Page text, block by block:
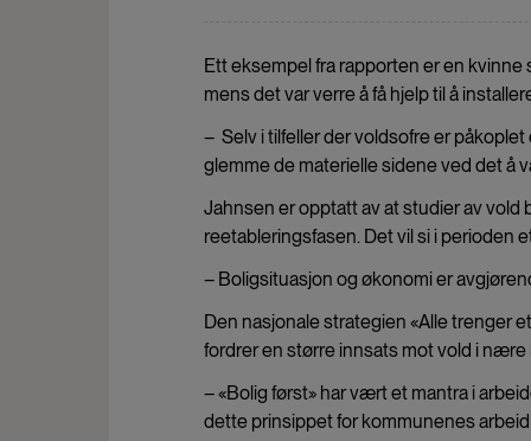
Ett eksempel fra rapporten er en
mens det var verre å få hjelp til å
– Selv i tilfeller der voldsofre er
glemme de materielle sidene ved det å
Jahnsen er opptatt av at studier av vold
reetableringsfasen. Det vil si i perioden
– Boligsituasjon og økonomi er
Den nasjonale strategien «Alle trenger
fordrer en større innsats mot vold i
– «Bolig først» har vært et mantra i
dette prinsippet for kommunenes